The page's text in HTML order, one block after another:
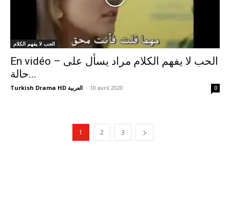
الحب لا يفهم الكلام
En vidéo – الحب لا يفهم الكلام مراد يسأل على
حالة...
Turkish Drama HD العربية - 10 avril 2020 0
1 2 3